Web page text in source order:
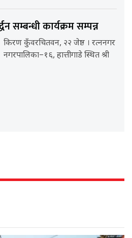
सम्बन्धी कार्यक्रम सम्पन्न
किरण कुँवरचितवन, २२ जेष्ठ । रत्ननगर
नगरपालिका–१६, हात्तीगाडे स्थित श्री